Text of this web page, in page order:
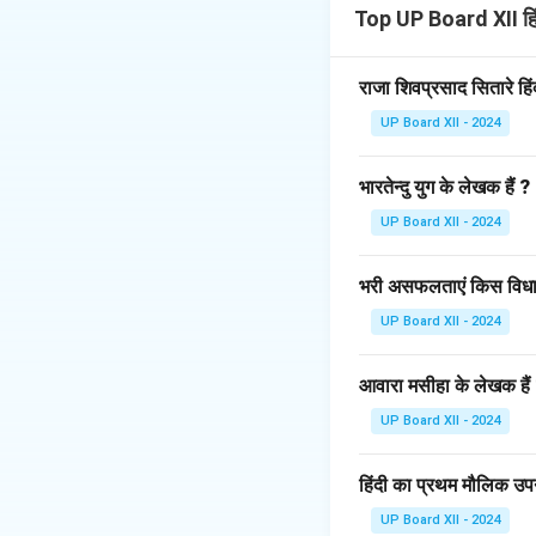
(शहर का नाम)
सविनय निवेदन है कि
और न ही पौधों का
अतः आपसे निवेदन है
कृपया हमारे निवेदन पर
धन्यवाद।
(आपका नाम)
(पता)
Download
Top UP Board XII
राजा शिवप्रसाद सितारे
UP Board XII - 2024
भारतेन्दु युग के लेखक हैं ?
UP Board XII - 2024
भरी असफलताएं किस
UP Board XII - 2024
आवारा मसीहा के लेखक हैं
UP Board XII - 2024
हिंदी का प्रथम मौलिक
UP Board XII - 2024